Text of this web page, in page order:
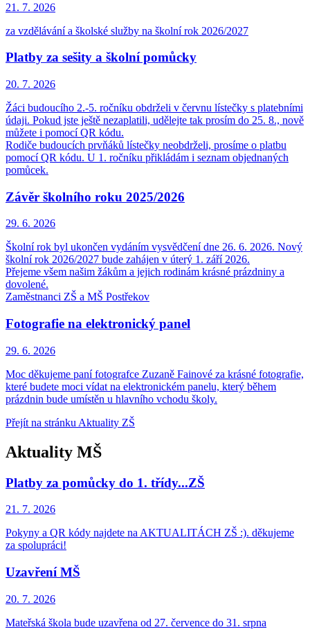
21. 7. 2026
za vzdělávání a školské služby na školní rok 2026/2027
Platby za sešity a školní pomůcky
20. 7. 2026
Žáci budoucího 2.-5. ročníku obdrželi v červnu lístečky s platebními
údaji. Pokud jste ještě nezaplatili, udělejte tak prosím do 25. 8., nově
můžete i pomocí QR kódu.
Rodiče budoucích prvňáků lístečky neobdrželi, prosíme o platbu
pomocí QR kódu. U 1. ročníku přikládám i seznam objednaných
pomůcek.
Závěr školního roku 2025/2026
29. 6. 2026
Školní rok byl ukončen vydáním vysvědčení dne 26. 6. 2026. Nový
školní rok 2026/2027 bude zahájen v úterý 1. září 2026.
Přejeme všem našim žákům a jejich rodinám krásné prázdniny a
dovolené.
Zaměstnanci ZŠ a MŠ Postřekov
Fotografie na elektronický panel
29. 6. 2026
Moc děkujeme paní fotografce Zuzaně Fainové za krásné fotografie,
které budete moci vídat na elektronickém panelu, který během
prázdnin bude umístěn u hlavního vchodu školy.
Přejít na stránku Aktuality ZŠ
Aktuality MŠ
Platby za pomůcky do 1. třídy...ZŠ
21. 7. 2026
Pokyny a QR kódy najdete na AKTUALITÁCH ZŠ :). děkujeme
za spolupráci!
Uzavření MŠ
20. 7. 2026
Mateřská škola bude uzavřena od 27. července do 31. srpna